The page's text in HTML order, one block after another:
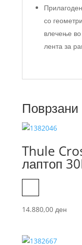
со
влечење
лента за
Поврзани
Thule
лаптоп
14.880,00 ден